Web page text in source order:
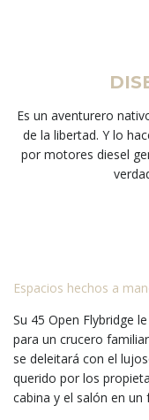
Es un aventurero
de la libertad. Y lo
por motores diesel
Espacios hechos a
Su 45 Open Flybridge
para un crucero
se deleitará con el
querido por los
cabina y el salón en